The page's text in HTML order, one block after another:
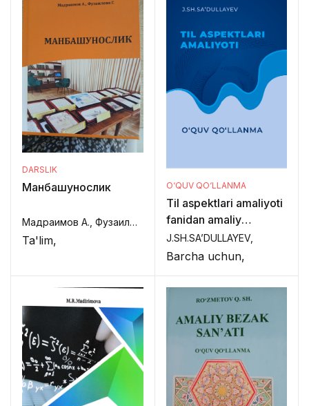
DARSLIK
Манбашунослик
Мадраимов А., Фузаилова Г.,
Ta'lim,
O‘QUV QO‘LLANMA
Til aspektlari amaliyoti
fanidan amaliy
mashg‘ulotlarni tashkil
etish
J.SH.SA’DULLAYEV,
Barcha uchun,